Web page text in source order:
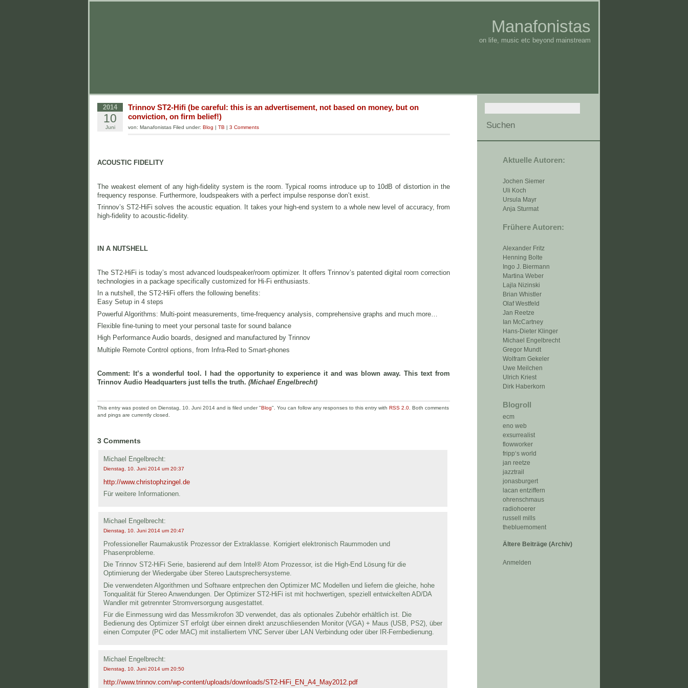
Manafonistas
on life, music etc beyond mainstream
Aktuelle Autoren:
Jochen Siemer
Uli Koch
Ursula Mayr
Anja Sturmat
Frühere Autoren:
Alexander Fritz
Henning Bolte
Ingo J. Biermann
Martina Weber
Lajla Nizinski
Brian Whistler
Olaf Westfeld
Jan Reetze
Ian McCartney
Hans-Dieter Klinger
Michael Engelbrecht
Gregor Mundt
Wolfram Gekeler
Uwe Meilchen
Ulrich Kriest
Dirk Haberkorn
Blogroll
ecm
eno web
exsurrealist
flowworker
fripp‘s world
jan reetze
jazztrail
jonasburgert
lacan entziffern
ohrenschmaus
radiohoerer
russell mills
thebluemoment
Ältere Beiträge (Archiv)
Anmelden
2014
10
Juni
Trinnov ST2-Hifi (be careful: this is an advertisement, not based on money, but on
conviction, on firm belief!)
von: Manafonistas Filed under: Blog | TB | 3 Comments
ACOUSTIC FIDELITY
The weakest element of any high-fidelity system is the room. Typical rooms introduce up to 10dB of distortion in the
frequency response. Furthermore, loudspeakers with a perfect impulse response don’t exist.
Trinnov’s ST2-HiFi solves the acoustic equation. It takes your high-end system to a whole new level of accuracy, from
high-fidelity to acoustic-fidelity.
IN A NUTSHELL
The ST2-HiFi is today’s most advanced loudspeaker/room optimizer. It offers Trinnov’s patented digital room correction
technologies in a package specifically customized for Hi-Fi enthusiasts.
In a nutshell, the ST2-HiFi offers the following benefits:
Easy Setup in 4 steps
Powerful Algorithms: Multi-point measurements, time-frequency analysis, comprehensive graphs and much more…
Flexible fine-tuning to meet your personal taste for sound balance
High Performance Audio boards, designed and manufactured by Trinnov
Multiple Remote Control options, from Infra-Red to Smart-phones
Comment: It’s a wonderful tool. I had the opportunity to experience it and was blown away. This text from
Trinnov Audio Headquarters just tells the truth. (Michael Engelbrecht)
This entry was posted on Dienstag, 10. Juni 2014 and is filed under "Blog". You can follow any responses to this entry with RSS 2.0 . Both comments
and pings are currently closed.
3 Comments
Michael Engelbrecht:
Dienstag, 10. Juni 2014 um 20:37
http://www.christophzingel.de
Für weitere Informationen.
Michael Engelbrecht:
Dienstag, 10. Juni 2014 um 20:47
Professioneller Raumakustik Prozessor der Extraklasse. Korrigiert elektronisch Raummoden und
Phasenprobleme.
Die Trinnov ST2-HiFi Serie, basierend auf dem Intel® Atom Prozessor, ist die High-End Lösung für die
Optimierung der Wiedergabe über Stereo Lautsprechersysteme.
Die verwendeten Algorithmen und Software entprechen den Optimizer MC Modellen und liefern die gleiche, hohe
Tonqualität für Stereo Anwendungen. Der Optimizer ST2-HiFi ist mit hochwertigen, speziell entwickelten AD/DA
Wandler mit getrennter Stromversorgung ausgestattet.
Für die Einmessung wird das Messmikrofon 3D verwendet, das als optionales Zubehör erhältlich ist. Die
Bedienung des Optimizer ST erfolgt über einnen direkt anzuschliesenden Monitor (VGA) + Maus (USB, PS2), über
einen Computer (PC oder MAC) mit installiertem VNC Server über LAN Verbindung oder über IR-Fernbedienung.
Michael Engelbrecht:
Dienstag, 10. Juni 2014 um 20:50
http://www.trinnov.com/wp-content/uploads/downloads/ST2-HiFi_EN_A4_May2012.pdf